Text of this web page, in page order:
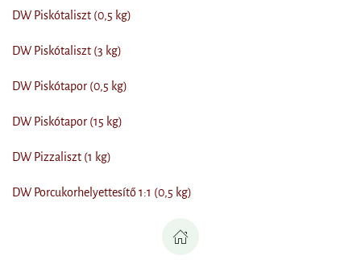
DW Piskótaliszt (0,5 kg)
DW Piskótaliszt (3 kg)
DW Piskótapor (0,5 kg)
DW Piskótapor (15 kg)
DW Pizzaliszt (1 kg)
DW Porcukorhelyettesítő 1:1 (0,5 kg)